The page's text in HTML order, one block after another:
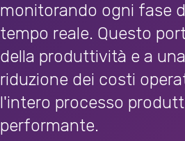
monitorando ogni fase
tempo reale. Questo
della produttività e a
riduzione dei costi
l'intero processo
performante.